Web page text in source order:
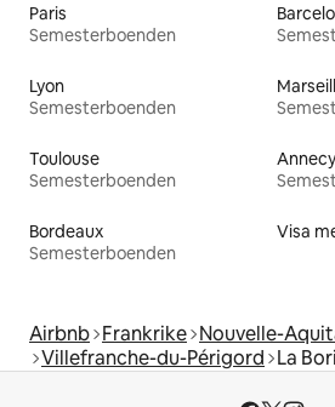
Paris
Semesterboenden
Lyon
Semesterboenden
Toulouse
Semesterboenden
Annecy
Bordeaux
Semesterboenden
Visa
Airbnb Frankrike Nouvelle-
Villefranche-du-Périgord La